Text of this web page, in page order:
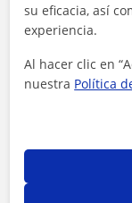
su eficacia, así
experiencia.
Al hacer clic en
nuestra Política